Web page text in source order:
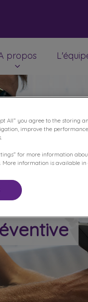
propos
All” you agree to the storing
improve the
for more information
More information is available